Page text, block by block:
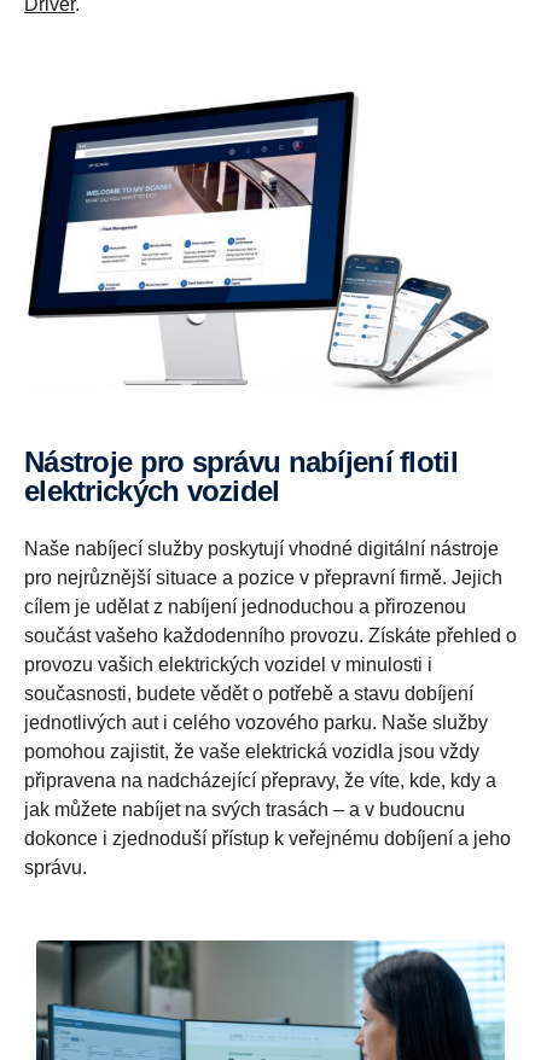
Driver.
Nástroje pro správu nabíjení flotil
elektrických vozidel
Naše nabíjecí služby poskytují vhodné digitální nástroje
pro nejrůznější situace a pozice v přepravní firmě. Jejich
cílem je udělat z nabíjení jednoduchou a přirozenou
součást vašeho každodenního provozu. Získáte přehled o
provozu vašich elektrických vozidel v minulosti i
současnosti, budete vědět o potřebě a stavu dobíjení
jednotlivých aut i celého vozového parku. Naše služby
pomohou zajistit, že vaše elektrická vozidla jsou vždy
připravena na nadcházející přepravy, že víte, kde, kdy a
jak můžete nabíjet na svých trasách – a v budoucnu
dokonce i zjednoduší přístup k veřejnému dobíjení a jeho
správu.